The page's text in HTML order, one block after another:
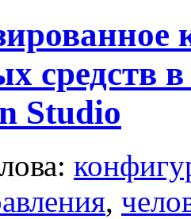
средств
Studio
,